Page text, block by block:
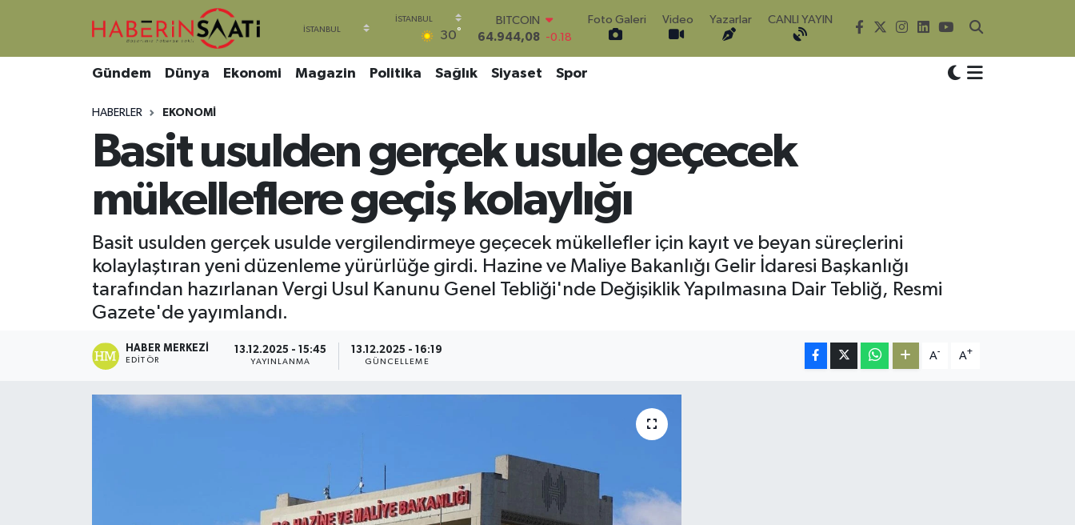
30°
DOLAR
47,7436
0.18
EURO
55,2510 0.32
BİST100
BITCOIN
64.944,08
-0.18
Foto Galeri Video Yazarlar CANLI YAYIN
Gündem Dünya Ekonomi Magazin Politika Sağlık Siyaset Spor
HABERLER EKONOMI
Basit usulden gerçek usule geçecek
mükelleflere geçiş kolaylığı
Basit usulden gerçek usulde vergilendirmeye geçecek mükellefler için kayıt ve beyan süreçlerini
kolaylaştıran yeni düzenleme yürürlüğe girdi. Hazine ve Maliye Bakanlığı Gelir İdaresi Başkanlığı
tarafından hazırlanan Vergi Usul Kanunu Genel Tebliği'nde Değişiklik Yapılmasına Dair Tebliğ, Resmi
Gazete'de yayımlandı.
HABER MERKEZI
EDITÖR
13.12.2025 - 15:45
YAYINLANMA
13.12.2025 - 16:19
GÜNCELLEME
A- A+
Asayiş
Ekonomi
Nöbetçi Eczaneler
Trafik Durumu
Süper Lig Puan Durumu ve Fikstür
Son Dakika Haberleri
Haber Arşivi